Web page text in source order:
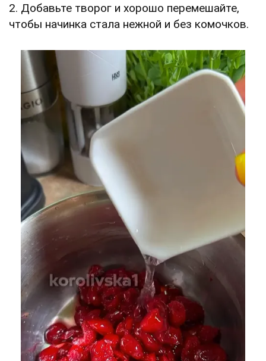
2. Добавьте творог и хорошо перемешайте,
чтобы начинка стала нежной и без комочков.